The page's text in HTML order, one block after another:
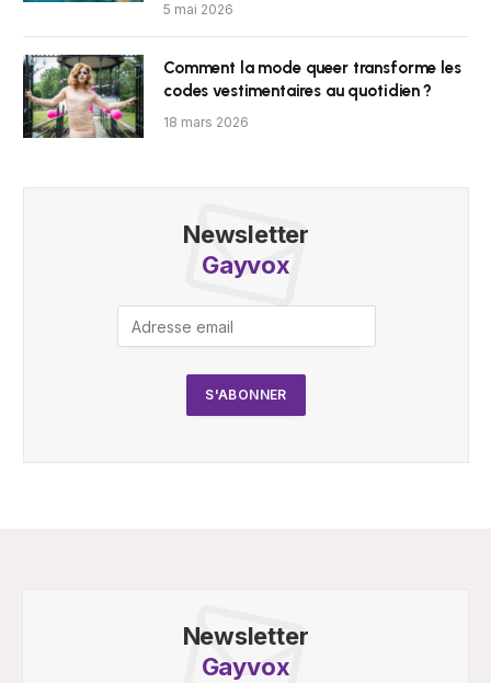
5 mai 2026
Comment la mode queer transforme les
codes vestimentaires au quotidien ?
18 mars 2026
Newsletter
Gayvox
Newsletter
Gayvox